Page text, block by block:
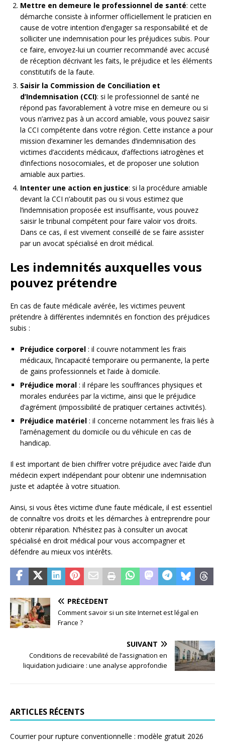
Mettre en demeure le professionnel de santé: cette
démarche consiste à informer officiellement le praticien en
cause de votre intention d’engager sa responsabilité et de
solliciter une indemnisation pour les préjudices subis. Pour
ce faire, envoyez-lui un courrier recommandé avec accusé
de réception décrivant les faits, le préjudice et les éléments
constitutifs de la faute.
Saisir la Commission de Conciliation et
d’Indemnisation (CCI): si le professionnel de santé ne
répond pas favorablement à votre mise en demeure ou si
vous n’arrivez pas à un accord amiable, vous pouvez saisir
la CCI compétente dans votre région. Cette instance a pour
mission d’examiner les demandes d’indemnisation des
victimes d’accidents médicaux, d’affections iatrogènes et
d’infections nosocomiales, et de proposer une solution
amiable aux parties.
Intenter une action en justice: si la procédure amiable
devant la CCI n’aboutit pas ou si vous estimez que
l’indemnisation proposée est insuffisante, vous pouvez
saisir le tribunal compétent pour faire valoir vos droits.
Dans ce cas, il est vivement conseillé de se faire assister
par un avocat spécialisé en droit médical.
Les indemnités auxquelles vous
pouvez prétendre
En cas de faute médicale avérée, les victimes peuvent
prétendre à différentes indemnités en fonction des préjudices
subis :
Préjudice corporel : il couvre notamment les frais
médicaux, l’incapacité temporaire ou permanente, la perte
de gains professionnels et l’aide à domicile.
Préjudice moral : il répare les souffrances physiques et
morales endurées par la victime, ainsi que le préjudice
d’agrément (impossibilité de pratiquer certaines activités).
Préjudice matériel : il concerne notamment les frais liés à
l’aménagement du domicile ou du véhicule en cas de
handicap.
Il est important de bien chiffrer votre préjudice avec l’aide d’un
médecin expert indépendant pour obtenir une indemnisation
juste et adaptée à votre situation.
Ainsi, si vous êtes victime d’une faute médicale, il est essentiel
de connaître vos droits et les démarches à entreprendre pour
obtenir réparation. N’hésitez pas à consulter un avocat
spécialisé en droit médical pour vous accompagner et
défendre au mieux vos intérêts.
PRÉCÉDENT
Comment savoir si un site Internet est légal en
France ?
SUIVANT
Conditions de recevabilité de l’assignation en
liquidation judiciaire : une analyse approfondie
ARTICLES RÉCENTS
Courrier pour rupture conventionnelle : modèle gratuit 2026